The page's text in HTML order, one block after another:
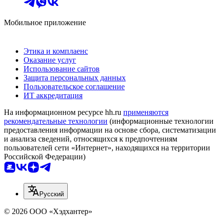
Мобильное приложение
Этика и комплаенс
Оказание услуг
Использование сайтов
Защита персональных данных
Пользовательское соглашение
ИТ аккредитация
На информационном ресурсе hh.ru применяются
рекомендательные технологии (информационные технологии
предоставления информации на основе сбора, систематизации
и анализа сведений, относящихся к предпочтениям
пользователей сети «Интернет», находящихся на территории
Российской Федерации)
Русский
© 2026 ООО «Хэдхантер»